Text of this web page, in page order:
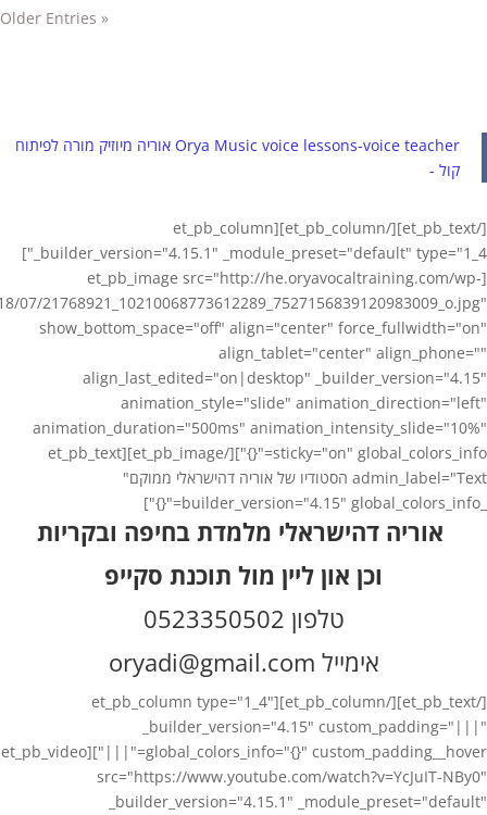
« Older Entries
‏Orya Music voice lessons-voice teacher אוריה מיוזיק מורה לפיתוח
קול -‏
[/et_pb_text][/et_pb_column][et_pb_column
_builder_version="4.15.1" _module_preset="default" type="1_4"]
[et_pb_image src="http://he.oryavocaltraining.com/wp-
07/21768921_10210068773612289_7527156839120983009_o.jpg"
show_bottom_space="off" align="center" force_fullwidth="on"
align_tablet="center" align_phone=""
align_last_edited="on|desktop" _builder_version="4.15"
animation_style="slide" animation_direction="left"
animation_duration="500ms" animation_intensity_slide="10%"
sticky="on" global_colors_info="{}"][/et_pb_image][et_pb_text
admin_label="Text הסטודיו של אוריה דהישראלי ממוקם"
אוריה דהישראלי מלמדת בחיפה ובקריות
וכן און ליין מול תוכנת סקייפ
טלפון 0523350502
אימייל oryadi@gmail.com
[/et_pb_text][/et_pb_column][et_pb_column type="1_4"
_builder_version="4.15" custom_padding="|||"
global_colors_info="{}" custom_padding__hover="|||"][et_pb_video
src="https://www.youtube.com/watch?v=YcJuIT-NBy0"
_builder_version="4.15.1" _module_preset="default"